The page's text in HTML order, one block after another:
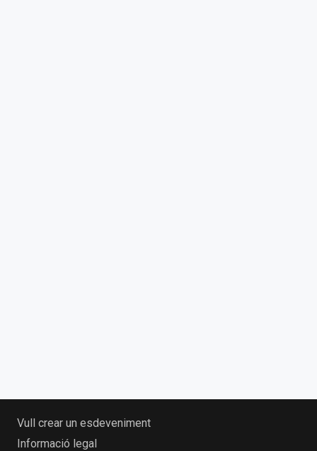
Vull crear un esdeveniment
Informació legal